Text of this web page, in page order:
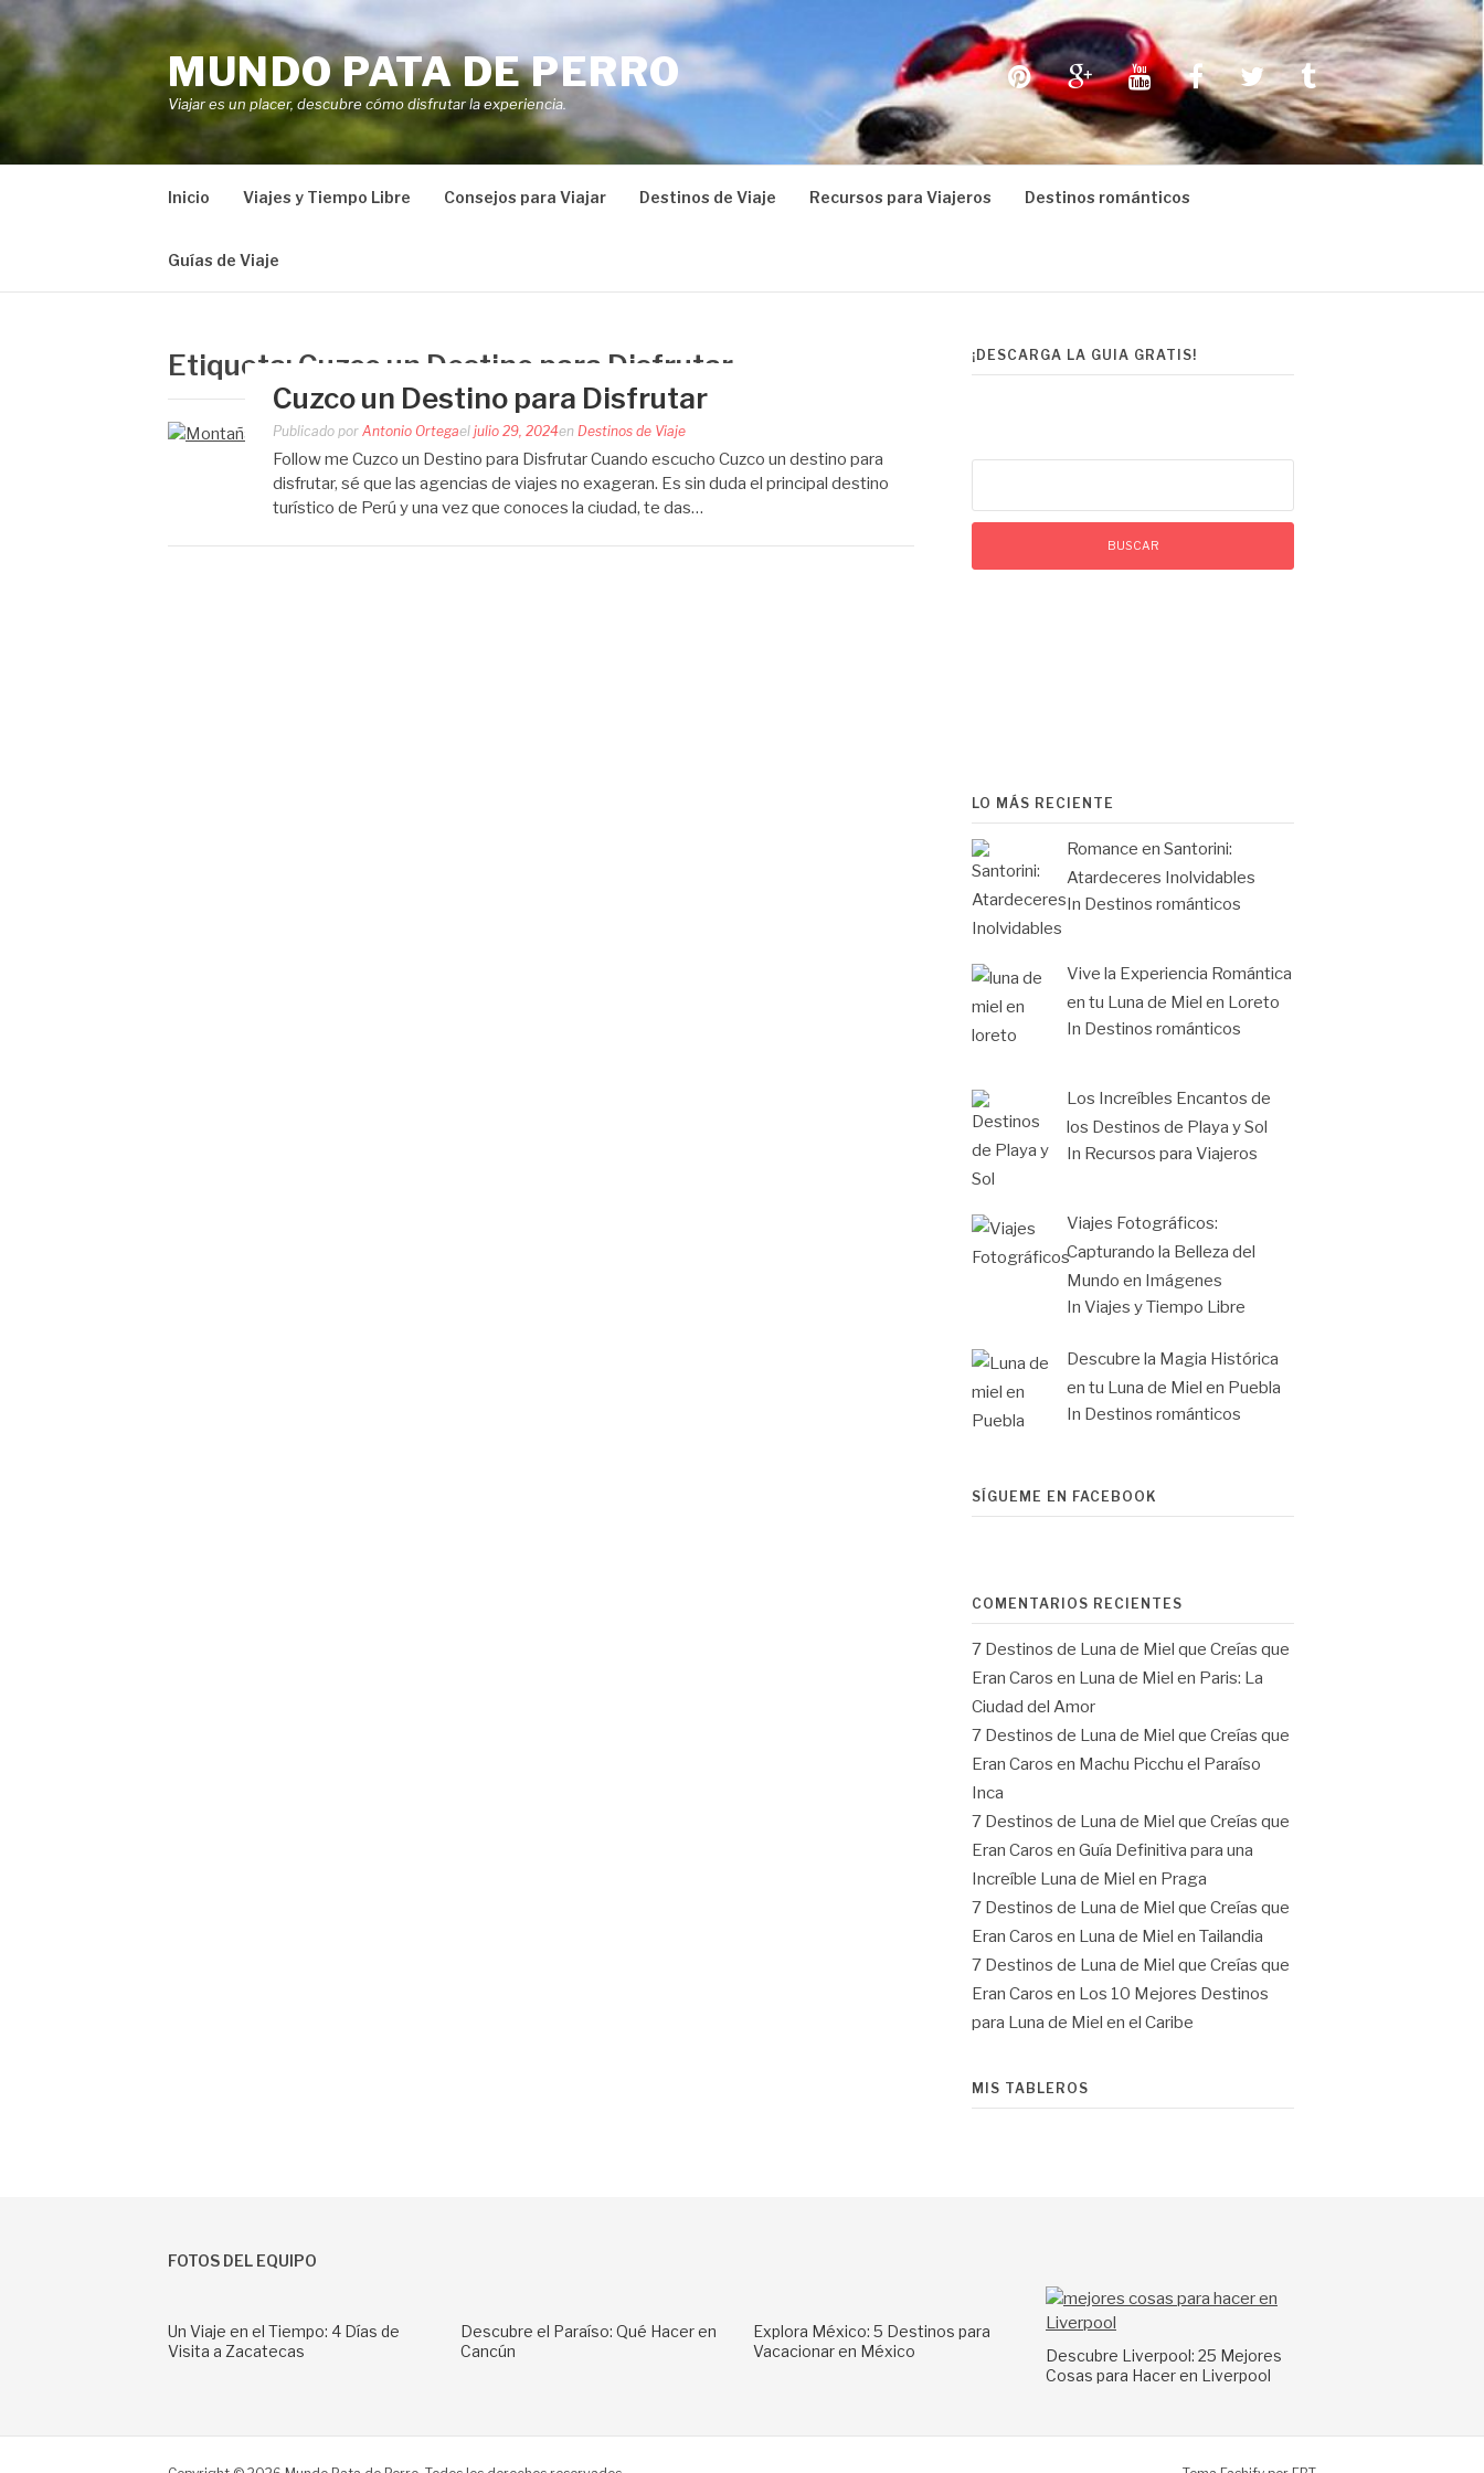
Saltar
al
contenido
MUNDO PATA DE PERRO
Viajar es un placer, descubre cómo disfrutar la experiencia.
PinterestGoogle+YoutubeFacebookTwitterTumblr
Inicio Viajes y Tiempo Libre Consejos para Viajar Destinos de Viaje Recursos para Viajeros Destinos románticos
Guías de Viaje
Etiqueta: Cuzco un Destino para Disfrutar
Cuzco un Destino para Disfrutar
Publicado por Antonio Ortegael julio 29, 2024en Destinos de Viaje
Follow me Cuzco un Destino para Disfrutar Cuando escucho Cuzco un destino para
disfrutar, sé que las agencias de viajes no exageran. Es sin duda el principal destino
turístico de Perú y una vez que conoces la ciudad, te das…
¡DESCARGA LA GUIA GRATIS!
LO MÁS RECIENTE
Romance en Santorini:
Atardeceres Inolvidables
In Destinos románticos
Vive la Experiencia Romántica
en tu Luna de Miel en Loreto
In Destinos románticos
Los Increíbles Encantos de
los Destinos de Playa y Sol
In Recursos para Viajeros
Viajes Fotográficos:
Capturando la Belleza del
Mundo en Imágenes
In Viajes y Tiempo Libre
Descubre la Magia Histórica
en tu Luna de Miel en Puebla
In Destinos románticos
SÍGUEME EN FACEBOOK
COMENTARIOS RECIENTES
7 Destinos de Luna de Miel que Creías que
Eran Caros en Luna de Miel en Paris: La
Ciudad del Amor
7 Destinos de Luna de Miel que Creías que
Eran Caros en Machu Picchu el Paraíso
Inca
7 Destinos de Luna de Miel que Creías que
Eran Caros en Guía Definitiva para una
Increíble Luna de Miel en Praga
7 Destinos de Luna de Miel que Creías que
Eran Caros en Luna de Miel en Tailandia
7 Destinos de Luna de Miel que Creías que
Eran Caros en Los 10 Mejores Destinos
para Luna de Miel en el Caribe
MIS TABLEROS
FOTOS DEL EQUIPO
Un Viaje en el Tiempo: 4 Días de
Visita a Zacatecas
Descubre el Paraíso: Qué Hacer en
Cancún
Explora México: 5 Destinos para
Vacacionar en México
Descubre Liverpool: 25 Mejores
Cosas para Hacer en Liverpool